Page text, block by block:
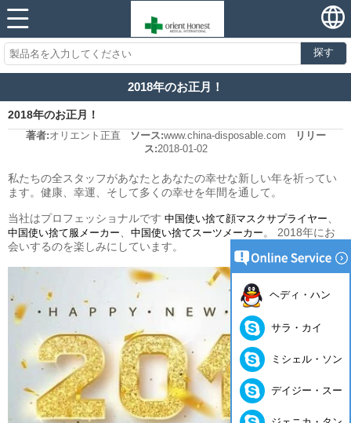
探す
2018年のお正月！
2018年のお正月！
著者:オリエント正直 ソース:www.china-disposable.com
リリー
ス:2018-01-02
私たちの全スタッフがあなたとあなたの幸せな新しい年を祈ってい
ます。健康、幸運、そして多くの幸せを年間を通して。
当社はプロフェッショナルです 中国使い捨て顔マスクサプライヤー
中国使い捨て服メーカー 中国使い捨てスーツメーカー 。 2018年にお
会いするのを楽しみにしています。
ヘディ・ハン
サラ・カイ
ミシェル・ソン
デイジー・スー